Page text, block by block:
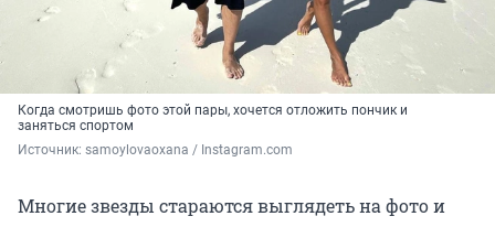
Когда смотришь фото этой пары, хочется отложить пончик и
заняться спортом
Источник: samoylovaoxana / Instagram.com
Многие звезды стараются выглядеть на фото и